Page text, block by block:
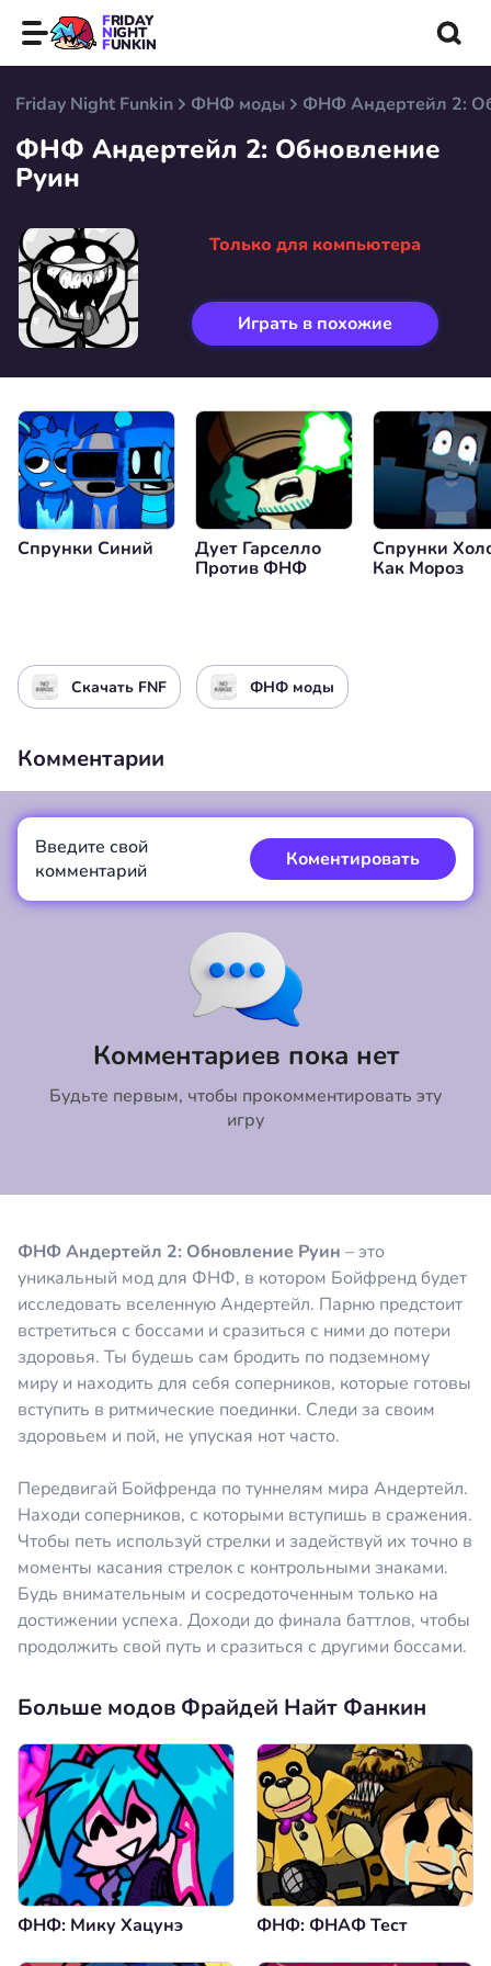
FRIDAY
NIGHT
FUNKIN
Friday Night Funkin ФНФ моды ФНФ Андертейл 2:
ФНФ Андертейл 2: Обновление
Руин
Только для компьютера
Играть в похожие
Спрунки Синий
Дует Гарселло
Против ФНФ
Спрунки
Как Мороз
Скачать FNF ФНФ моды
ФНФ Андертейл 2: Обновление Руин – это
уникальный мод для ФНФ, в котором Бойфренд будет
исследовать вселенную Андертейл. Парню предстоит
встретиться с боссами и сразиться с ними до потери
здоровья. Ты будешь сам бродить по подземному
миру и находить для себя соперников, которые готовы
вступить в ритмические поединки. Следи за своим
здоровьем и пой, не упуская нот часто.
Передвигай Бойфренда по туннелям мира Андертейл.
Находи соперников, с которыми вступишь в сражения.
Чтобы петь используй стрелки и задействуй их точно в
моменты касания стрелок с контрольными знаками.
Будь внимательным и сосредоточенным только на
достижении успеха. Доходи до финала баттлов, чтобы
продолжить свой путь и сразиться с другими боссами.
Комментарии
Комментариев пока нет
Будьте первым, чтобы прокомментировать эту
игру
Введите свой
комментарий
Коментировать
Коментировать
Больше модов Фрайдей Найт Фанкин
ФНФ: Мику Хацунэ ФНФ: ФНАФ Тест